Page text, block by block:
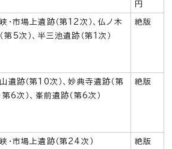
円
・市場上遺跡（第12次）、仏ノ木
第5次）、半三池遺跡（第1次）
絶版
遺跡（第10次）、妙典寺遺跡（第
第6次）、峯前遺跡（第6次）
絶版
・市場上遺跡（第24次） 絶版